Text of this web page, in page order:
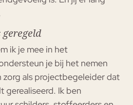
ik je mee in het
je bij het nemen
zorg als projectbegeleider dat
gerealiseerd. Ik ben